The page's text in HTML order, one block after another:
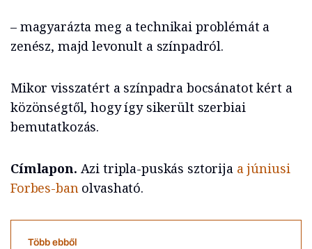
– magyarázta meg a technikai problémát a
zenész, majd levonult a színpadról.
Mikor visszatért a színpadra bocsánatot kért a
közönségtől, hogy így sikerült szerbiai
bemutatkozás.
Címlapon. Azi tripla-puskás sztorija a júniusi
Forbes-banolvasható.
Több ebből